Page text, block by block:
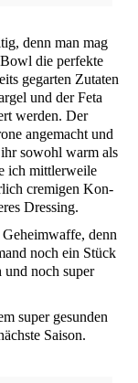
denn man mag
die per­fek­te
gegar­ten Zuta­ten
und der Feta
wer­den. Der
ange­macht und
sowohl warm als
ich mitt­ler­wei­le
cre­mi­gen Kon­
Dressing.
denn
noch ein Stück
und noch super
super gesun­den
Saison.